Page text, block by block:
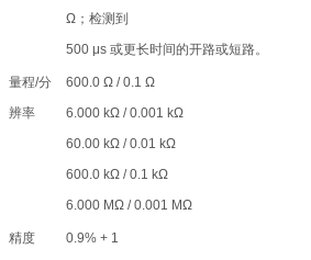
Ω；检测到
500 μs 或更长时间的开路或短路。
量程/分
辨率
600.0 Ω / 0.1 Ω
6.000 kΩ / 0.001 kΩ
60.00 kΩ / 0.01 kΩ
600.0 kΩ / 0.1 kΩ
6.000 MΩ / 0.001 MΩ
精度 0.9% + 1